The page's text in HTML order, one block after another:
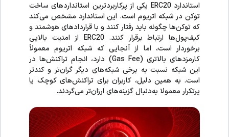
استاندارد ERC20 یکی از پرکاربردترین استانداردهای ساخت
توکن در شبکه اتریوم است. این استاندارد مشخص می‌کند
که توکن‌ها چگونه باید رفتار کنند و با قراردادهای هوشمند و
کیف‌پول‌ها ارتباط برقرار کنند. ERC20 از امنیت بالایی
برخوردار است، اما از آنجایی که شبکه اتریوم معمولاً
کارمزدهای بالاتری (Gas Fee) دارد، انجام تراکنش‌ها در
این شبکه نسبت به برخی شبکه‌های دیگر گران‌تر و کندتر
است. به همین دلیل، کاربران برای تراکنش‌های کوچک یا
پرتکرار معمولا به‌دنبال گزینه‌های ارزان‌تر می‌گردند.